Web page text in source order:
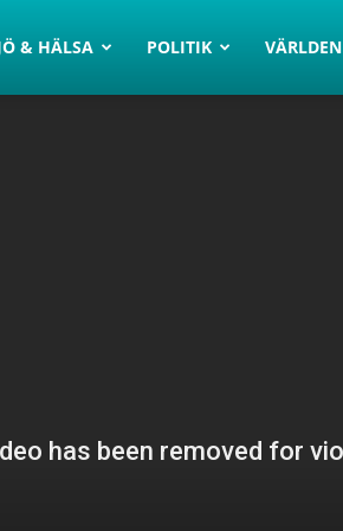
& HÄLSA POLITIK VÄRLDEN